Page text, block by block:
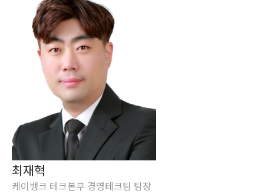
최재혁
케이뱅크 테크본부 경영테크팀 팀장